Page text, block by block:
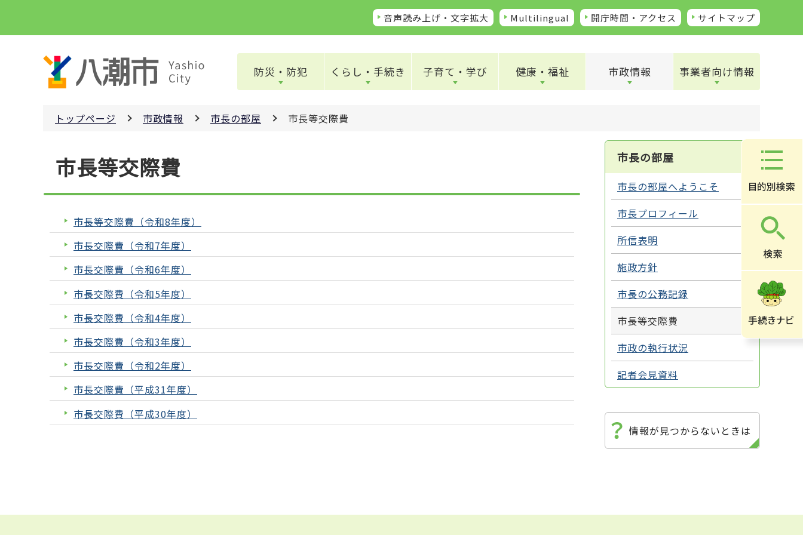
ペ
音声読み上げ・文字拡大 Multilingual 開庁時間・アクセス サイトマップ
防災・防犯 くらし・手続き 子育て・学び 健康・福祉 市政情報 事業者向け情報
トップページ 市政情報 市長の部屋 市長等交際費
市長等交際費
市長等交際費（令和8年度）
市長交際費（令和7年度）
市長交際費（令和6年度）
市長交際費（令和5年度）
市長交際費（令和4年度）
市長交際費（令和3年度）
市長交際費（令和2年度）
市長交際費（平成31年度）
市長交際費（平成30年度）
市長の部屋
市長の部屋へようこそ
市長プロフィール
所信表明
施政方針
市長の公務記録
市長等交際費
市政の執行状況
記者会見資料
情報が見つからないときは